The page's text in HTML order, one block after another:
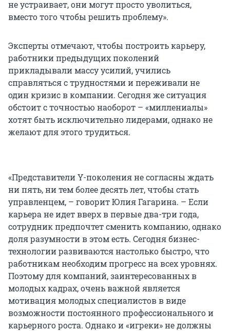
не устраивает, они могут просто уволиться,
вместо того чтобы решить проблему».
Эксперты отмечают, чтобы построить карьеру,
работники предыдущих поколений
прикладывали массу усилий, учились
справляться с трудностями и переживали не
один кризис в компании. Сегодня же ситуация
обстоит с точностью наоборот – «миллениалы»
хотят быть исключительно лидерами, однако не
желают для этого трудиться.
«Представители Y-поколения не согласны ждать
ни пять, ни тем более десять лет, чтобы стать
управленцем, – говорит Юлия Гагарина. – Если
карьера не идет вверх в первые два-три года,
сотрудник предпочтет сменить компанию, однако
доля разумности в этом есть. Сегодня бизнес-
технологии развиваются настолько быстро, что
работникам необходим прогресс на всех уровнях.
Поэтому для компаний, заинтересованных в
молодых кадрах, очень важной является
мотивация молодых специалистов в виде
возможности постоянного профессионального и
карьерного роста. Однако и «игреки» не должны